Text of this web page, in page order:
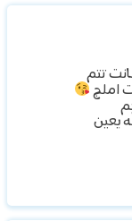
تتم
املج
يعين